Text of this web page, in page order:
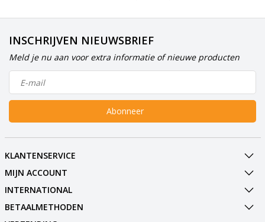
INSCHRIJVEN NIEUWSBRIEF
Meld je nu aan voor extra informatie of nieuwe producten
Abonneer
KLANTENSERVICE
MIJN ACCOUNT
INTERNATIONAL
BETAALMETHODEN